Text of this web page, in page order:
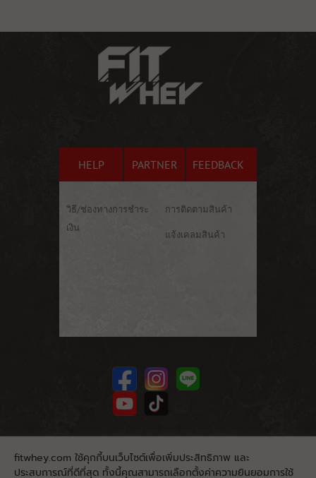
HELP PARTNER FEEDBACK
วิธี/ช่องทางการชำระ
เงิน
การติดตามสินค้า
แจ้งเคลมสินค้า
fitwhey.com ใช้คุกกี้บนเว็บไซต์เพื่อเพิ่มประสิทธิภาพ และ
ประสบการณ์ที่ดีที่สุด ทั้งนี้คุณสามารถเลือกตั้งค่าความยินยอมการใช้